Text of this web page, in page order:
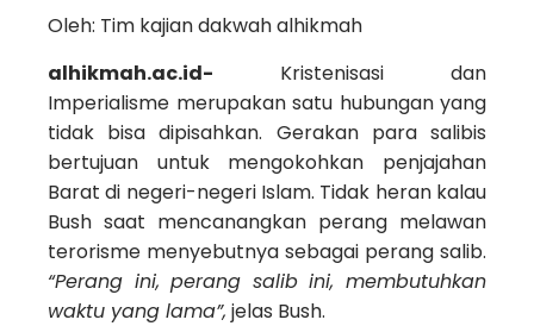
Oleh: Tim kajian dakwah alhikmah
alhikmah.ac.id- Kristenisasi dan
Imperialisme merupakan satu hubungan yang
tidak bisa dipisahkan. Gerakan para salibis
bertujuan untuk mengokohkan penjajahan
Barat di negeri-negeri Islam. Tidak heran kalau
Bush saat mencanangkan perang melawan
terorisme menyebutnya sebagai perang salib.
“Perang ini, perang salib ini, membutuhkan
waktu yang lama”, jelas Bush.